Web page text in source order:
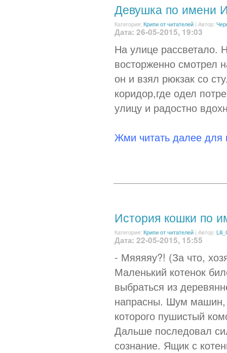
Девушка по имени
Категория: Крипи от читателей | Автор:
Дата: 26-05-2015, 19:03
На улице рассветало.
восторженно смотрел
он и взял рюкзак со
коридор,где одел
улицу и радостно
Жми читать далее для
История кошки по
Категория: Крипи от читателей | Автор:
Дата: 22-05-2015, 15:55
- Мяяяяу?! (За что,
Маленький котенок
выбраться из
напрасны. Шум машин,
которого пушистый
Дальше последовал
сознание. Ящик с